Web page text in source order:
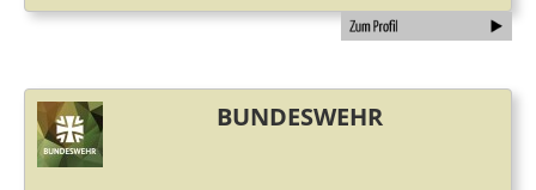
BUNDESWEHR